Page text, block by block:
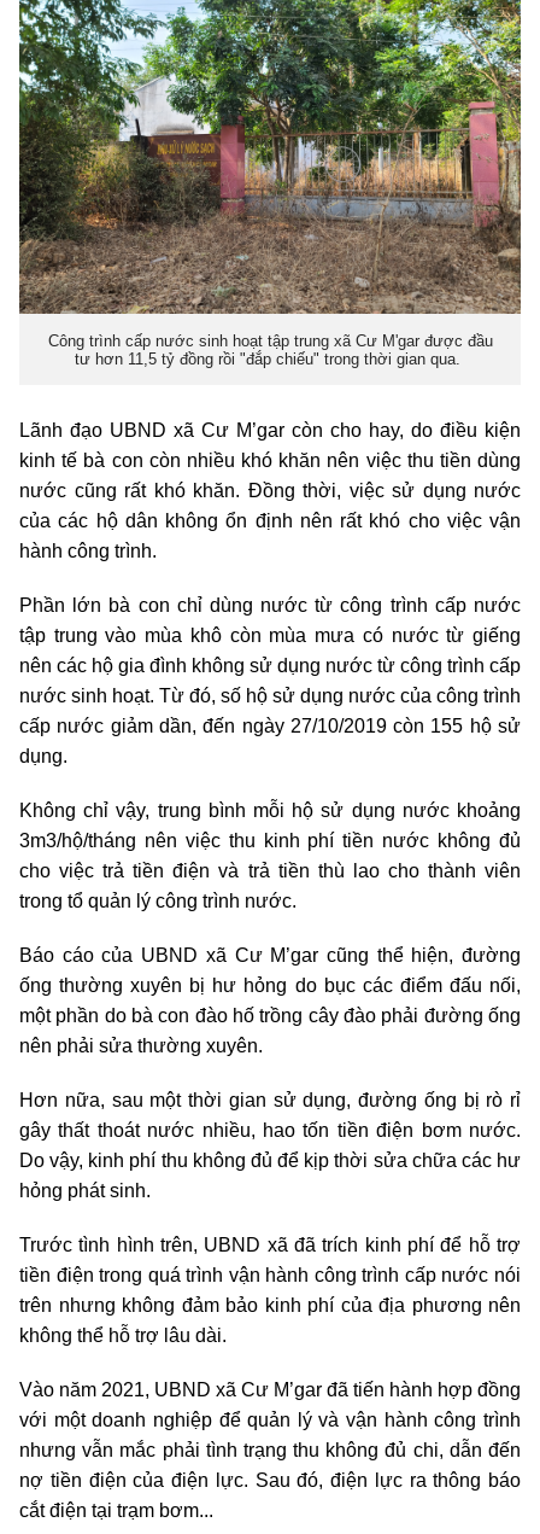
Công trình cấp nước sinh hoạt tập trung xã Cư M'gar được đầu
tư hơn 11,5 tỷ đồng rồi "đắp chiếu" trong thời gian qua.
Lãnh đạo UBND xã Cư M’gar còn cho hay, do điều kiện
kinh tế bà con còn nhiều khó khăn nên việc thu tiền dùng
nước cũng rất khó khăn. Đồng thời, việc sử dụng nước
của các hộ dân không ổn định nên rất khó cho việc vận
hành công trình.
Phần lớn bà con chỉ dùng nước từ công trình cấp nước
tập trung vào mùa khô còn mùa mưa có nước từ giếng
nên các hộ gia đình không sử dụng nước từ công trình cấp
nước sinh hoạt. Từ đó, số hộ sử dụng nước của công trình
cấp nước giảm dần, đến ngày 27/10/2019 còn 155 hộ sử
dụng.
Không chỉ vậy, trung bình mỗi hộ sử dụng nước khoảng
3m3/hộ/tháng nên việc thu kinh phí tiền nước không đủ
cho việc trả tiền điện và trả tiền thù lao cho thành viên
trong tổ quản lý công trình nước.
Báo cáo của UBND xã Cư M’gar cũng thể hiện, đường
ống thường xuyên bị hư hỏng do bục các điểm đấu nối,
một phần do bà con đào hố trồng cây đào phải đường ống
nên phải sửa thường xuyên.
Hơn nữa, sau một thời gian sử dụng, đường ống bị rò rỉ
gây thất thoát nước nhiều, hao tốn tiền điện bơm nước.
Do vậy, kinh phí thu không đủ để kịp thời sửa chữa các hư
hỏng phát sinh.
Trước tình hình trên, UBND xã đã trích kinh phí để hỗ trợ
tiền điện trong quá trình vận hành công trình cấp nước nói
trên nhưng không đảm bảo kinh phí của địa phương nên
không thể hỗ trợ lâu dài.
Vào năm 2021, UBND xã Cư M’gar đã tiến hành hợp đồng
với một doanh nghiệp để quản lý và vận hành công trình
nhưng vẫn mắc phải tình trạng thu không đủ chi, dẫn đến
nợ tiền điện của điện lực. Sau đó, điện lực ra thông báo
cắt điện tại trạm bơm...